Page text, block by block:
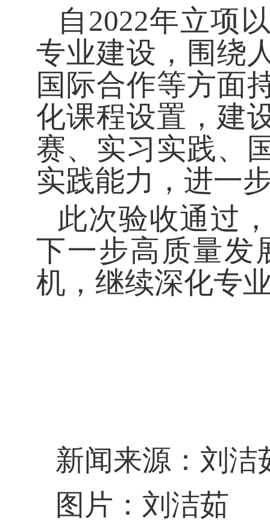
自2022年立项
专业建设，围绕
国际合作等方面
化课程设置，建
赛、实习实践、
实践能力，进一
此次验收通过
下一步高质量发
机，继续深化专
新闻来源：刘洁
图片：刘洁茹